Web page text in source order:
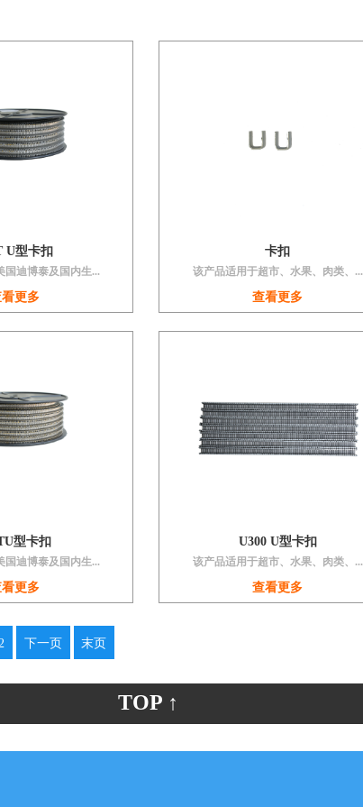
U型卡扣
国迪博泰及国内生...
更多
卡扣
该产品适用于超市、水果、肉类、...
查看更多
型卡扣
国迪博泰及国内生...
更多
U300 U型卡扣
该产品适用于超市、水果、肉类、...
查看更多
下一页 末页
TOP ↑